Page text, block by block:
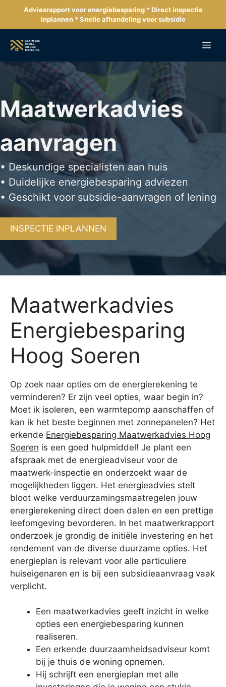
de
inhoud
Adviesrapport voor energiebesparing * Direct inspectie
inplannen * Snelle afhandeling voor subsidie
Maatwerkadvies
aanvragen
• Deskundige specialisten aan huis
• Duidelijke energiebesparing adviezen
• Geschikt voor subsidie-aanvragen of lening
INSPECTIE INPLANNEN
Maatwerkadvies
Energiebesparing
Hoog Soeren
Op zoek naar opties om de energierekening te
verminderen? Er zijn veel opties, waar begin in?
Moet ik isoleren, een warmtepomp aanschaffen of
kan ik het beste beginnen met zonnepanelen? Het
erkende Energiebesparing Maatwerkadvies Hoog
Soeren is een goed hulpmiddel! Je plant een
afspraak met de energieadviseur voor de
maatwerk-inspectie en onderzoekt waar de
mogelijkheden liggen. Het energieadvies stelt
bloot welke verduurzamingsmaatregelen jouw
energierekening direct doen dalen en een prettige
leefomgeving bevorderen. In het maatwerkrapport
onderzoek je grondig de initiële investering en het
rendement van de diverse duurzame opties. Het
energieplan is relevant voor alle particuliere
huiseigenaren en is bij een subsidieaanvraag vaak
verplicht.
Een maatwerkadvies geeft inzicht in welke
opties een energiebesparing kunnen
realiseren.
Een erkende duurzaamheidsadviseur komt
bij je thuis de woning opnemen.
Hij schrijft een energieplan met alle